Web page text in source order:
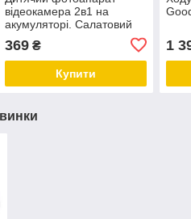
відеокамера 2в1 на
акумуляторі. Салатовий
369₴
Купити
1